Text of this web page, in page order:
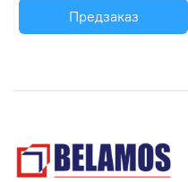
Предзаказ